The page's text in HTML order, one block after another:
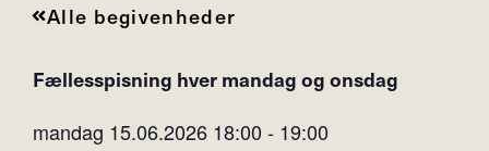
Alle begivenheder
Fællesspisning hver mandag og onsdag
mandag 15.06.2026 18:00 - 19:00